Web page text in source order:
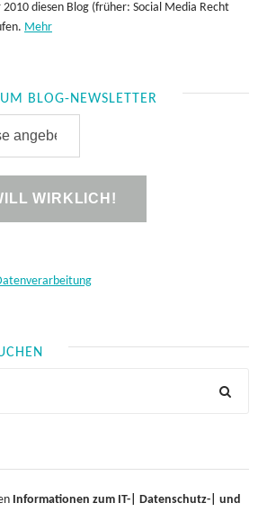
2010 diesen Blog (früher: Social Media Recht
Mehr
BLOG-NEWSLETTER
Informationen zum IT-| Datenschutz-| und